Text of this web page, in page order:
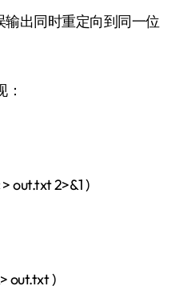
出同时重定向到同一位
out.txt 2>&1 )
out.txt )